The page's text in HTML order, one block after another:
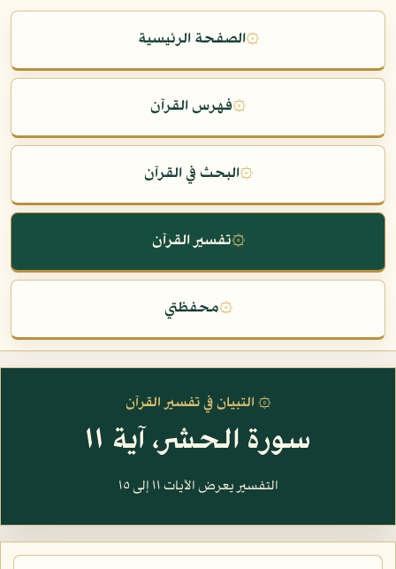
۞الصفحة الرئيسية
۞فهرس القرآن
۞البحث في القرآن
۞تفسير القرآن
۞محفظتي
۞ التبيان في تفسير القرآن
سورة الحشر، آية ١١
التفسير يعرض الآيات ١١ إلى ١٥